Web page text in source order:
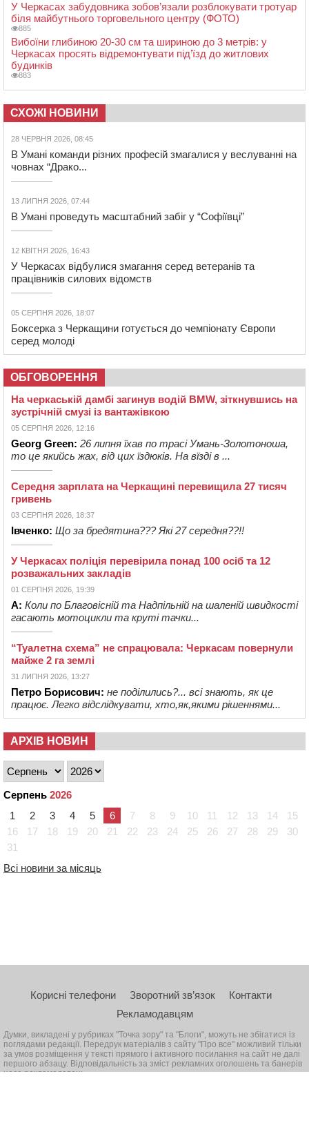
У Черкасах забудовника зобов’язали розблокувати тротуар
біля майбутнього торговельного центру (ФОТО)
885
Вибоїни глибиною 20-30 см та шириною до 3 метрів: у
Черкасах просять відремонтувати під’їзд до житлових
будинків
883
СХОЖІ НОВИНИ
28 ЧЕРВНЯ 2026, 08:45
В Умані команди різних професій змагалися у веслуванні на
човнах “Драко...
13 ЛИПНЯ 2026, 07:44
В Умані проведуть масштабний забіг у “Софіївці”
12 КВІТНЯ 2026, 16:43
У Черкасах відбулися змагання серед ветеранів та
працівників силових відомств
05 СЕРПНЯ 2026, 18:07
Боксерка з Черкащини готується до чемпіонату Європи
серед молоді
ОБГОВОРЕННЯ
На черкаській дамбі загинув водій BMW, зіткнувшись на
зустрічній смузі із вантажівкою
05 СЕРПНЯ 2026, 12:16
Georg Green: 26 липня їхав по трасі Умань-Золотоноша,
то це якийсь жах, від цих їздюків. На вїзді в ...
Середня зарплата на Черкащині перевищила 27 тисяч
гривень
03 СЕРПНЯ 2026, 18:37
Івченко: Що за бредятина??? Які 27 середня??!!
У Черкасах поліція перевірила понад 100 осіб та 12
розважальних закладів
01 СЕРПНЯ 2026, 19:39
А: Коли по Благовісній та Надпільній на шаленій швидкості
гасають мотоцикли та круті тачки...
“Туалетна схема” не спрацювала: Черкасам повернули
майже 2 га землі
31 ЛИПНЯ 2026, 13:27
Петро Борисович: не поділились?... всі знають, як це
працює. Легко відслідкувати, хто,як,якими рішеннями...
АРХІВ НОВИН
Серпень 2026
1
2 3 4 5 6 7 8 9 10 11 12 13 14
15
16
17 18 19 20 21 22 23 24 25 26 27 28 29
30
31
Всі новини за місяць
Корисні телефони Зворотний зв’язок
Контакти
Рекламодавцям
Думки, викладені у рубриках "Точка зору" та "Блоги", можуть не збігатися із
поглядами редакції. Передрук матеріалів з сайту "Про все" можливий тільки
за умов розміщення у тексті прямого і активного посилання на сайт не далі
першого абзацу. Відповідальність за зміст рекламних оголошень та банерів
несе рекламодавець